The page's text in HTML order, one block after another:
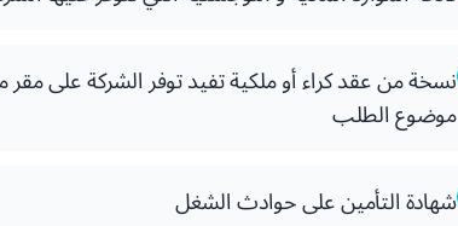
نسخة من عقد كراء أو ملكية تفيد توفر الشركة على مقر
موضوع الطلب
شهادة التأمين على حوادث الشغل